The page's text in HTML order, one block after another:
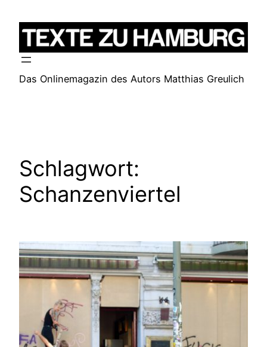
Inhalt
springen
Das Onlinemagazin des Autors Matthias Greulich
Schlagwort:
Schanzenviertel